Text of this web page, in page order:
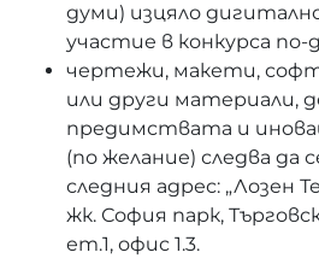
думи) изцяло
участие в конкурса по-
чертежи, макети,
или други материали,
предимствата и
(по желание) следва да
следния адрес: „Лозен
жк. София парк,
ет.1, офис 1.3.